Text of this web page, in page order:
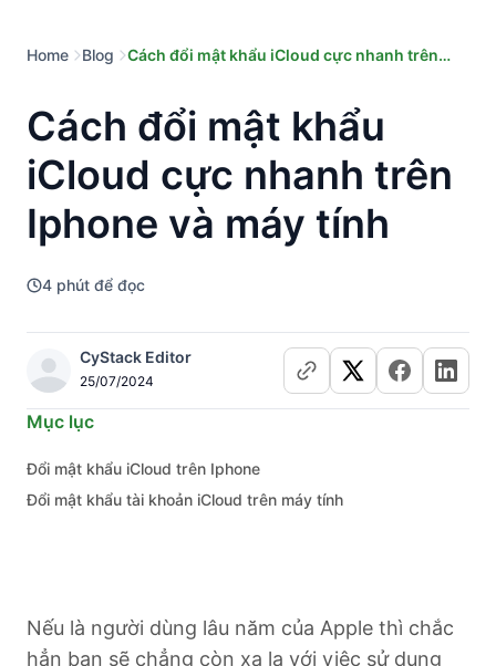
Home Blog
Cách đổi mật khẩu iCloud cực nhanh trên
Cách đổi mật khẩu
iCloud cực nhanh trên
Iphone và máy tính
4 phút để đọc
CyStack Editor
25/07/2024
Mục lục
Đổi mật khẩu iCloud trên Iphone
Đổi mật khẩu tài khoản iCloud trên máy tính
Nếu là người dùng lâu năm của Apple thì chắc
hẳn bạn sẽ chẳng còn xa lạ với việc sử dụng